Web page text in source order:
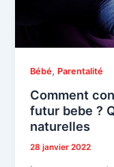
Bébé, Parentalité
Comment
futur bebe ?
naturelles
28 janvier 2022